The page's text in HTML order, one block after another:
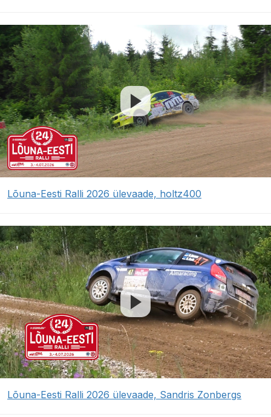
Lõuna-Eesti Ralli 2026 ülevaade, holtz400
Lõuna-Eesti Ralli 2026 ülevaade, Sandris Zonbergs